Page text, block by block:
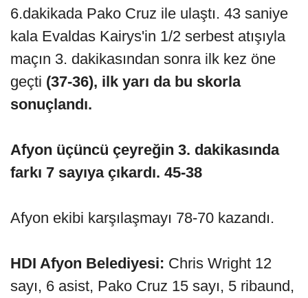
6.dakikada Pako Cruz ile ulaştı. 43 saniye
kala Evaldas Kairys'in 1/2 serbest atışıyla
maçın 3. dakikasından sonra ilk kez öne
geçti (37-36), ilk yarı da bu skorla
sonuçlandı.
Afyon üçüncü çeyreğin 3. dakikasında
farkı 7 sayıya çıkardı. 45-38
Afyon ekibi karşılaşmayı 78-70 kazandı.
HDI Afyon Belediyesi: Chris Wright 12
sayı, 6 asist, Pako Cruz 15 sayı, 5 ribaund,